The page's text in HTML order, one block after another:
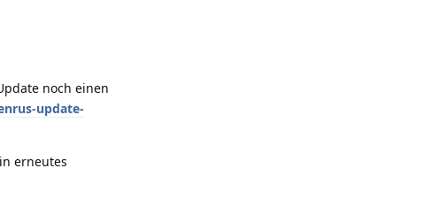
noch einen
update-
erneutes